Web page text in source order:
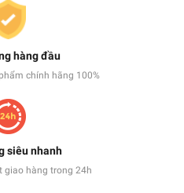
hàng đầu
chính hãng 100%
siêu nhanh
giao hàng trong 24h